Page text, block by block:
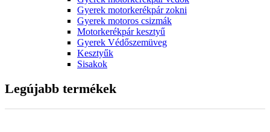
Gyerek motorkerékpár zokni
Gyerek motoros csizmák
Motorkerékpár kesztyű
Gyerek Védőszemüveg
Kesztyűk
Sisakok
Legújabb termékek